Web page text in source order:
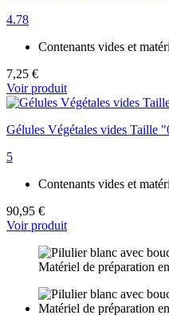
4.78
Contenants vides et
7,25 €
Voir produit
Gélules Végétales vides Taille
5
Contenants vides et
90,95 €
Voir produit